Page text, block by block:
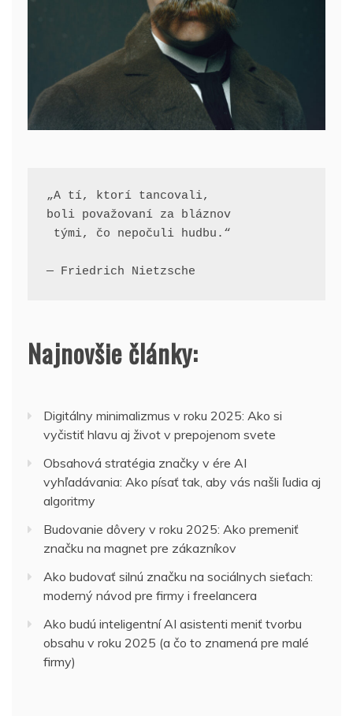
„A tí, ktorí tancovali,
boli považovaní za bláznov
tými, čo nepočuli hudbu.“
— Friedrich Nietzsche
Najnovšie články:
Digitálny minimalizmus v roku 2025: Ako si
vyčistiť hlavu aj život v prepojenom svete
Obsahová stratégia značky v ére AI
vyhľadávania: Ako písať tak, aby vás našli ľudia aj
algoritmy
Budovanie dôvery v roku 2025: Ako premeniť
značku na magnet pre zákazníkov
Ako budovať silnú značku na sociálnych sieťach:
moderný návod pre firmy i freelancera
Ako budú inteligentní AI asistenti meniť tvorbu
obsahu v roku 2025 (a čo to znamená pre malé
firmy)